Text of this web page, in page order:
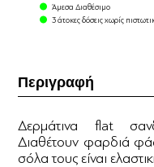
Άμεσα Διαθέσιμο
3 άτοκες δόσεις χωρίς
Περιγραφή
Δερμάτινα flat
Διαθέτουν φαρδιά
σόλα τους είναι